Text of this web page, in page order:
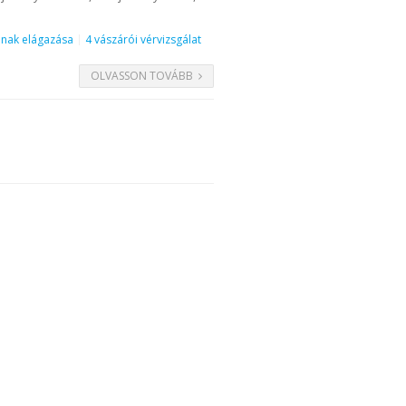
elágazása 4 vászárói vérvizsgálat
OLVASSON TOVÁBB